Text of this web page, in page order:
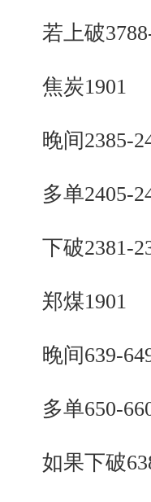
若上破3788-
焦炭1901
晚间2385-
多单2405-
下破2381-
郑煤1901
晚间639-649
多单650-
如果下破